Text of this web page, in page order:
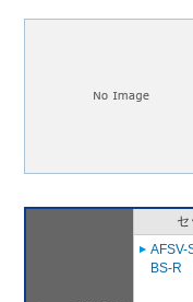
セ
AFSV-
BS-R